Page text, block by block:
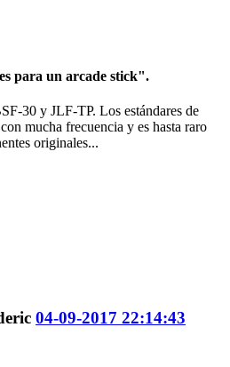
para un arcade stick".
30 y JLF-TP. Los estándares de
mucha frecuencia y es hasta raro
originales...
04-09-2017 22:14:43